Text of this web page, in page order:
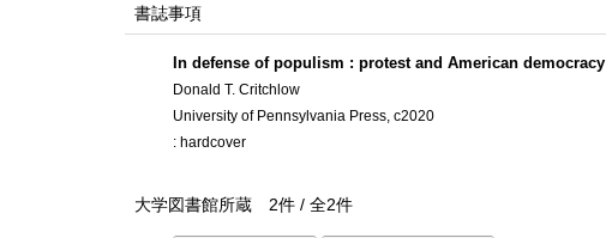
書誌事項
In defense of populism : protest and American democracy
Donald T. Critchlow
University of Pennsylvania Press, c2020
: hardcover
大学図書館所蔵 2件 / 全2件